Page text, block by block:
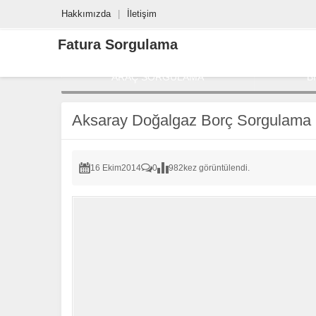
Hakkımızda İletişim
Fatura Sorgulama
ARAÇ SORGULAMA
Aksaray Doğalgaz Borç Sorgulama
16 Ekim2014 0 982 kez görüntülendi.